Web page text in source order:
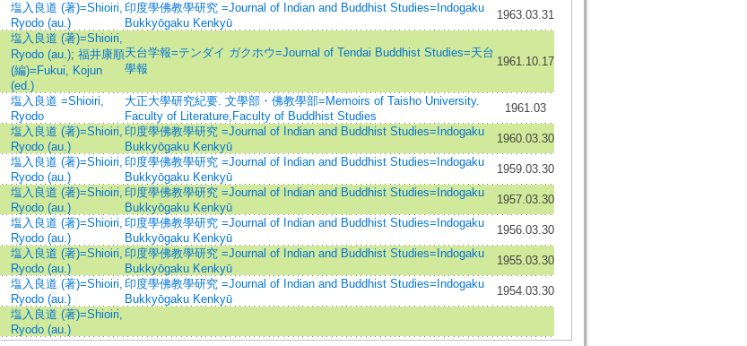
塩入良道 (著)=Shioiri,
Ryodo (au.)
印度學佛教學研究 =Journal of Indian and Buddhist Studies=Indogaku
Bukkyōgaku Kenkyū
1963.03.31
塩入良道 (著)=Shioiri,
Ryodo (au.); 福井康順
(編)=Fukui, Kojun
(ed.)
天台学報=テンダイ ガクホウ=Journal of Tendai Buddhist Studies=天台
學報
1961.10.17
塩入良道 =Shioiri,
Ryodo
大正大學研究紀要. 文學部・佛教學部=Memoirs of Taisho University.
Faculty of Literature,Faculty of Buddhist Studies
1961.03
塩入良道 (著)=Shioiri,
Ryodo (au.)
印度學佛教學研究 =Journal of Indian and Buddhist Studies=Indogaku
Bukkyōgaku Kenkyū
1960.03.30
塩入良道 (著)=Shioiri,
Ryodo (au.)
印度學佛教學研究 =Journal of Indian and Buddhist Studies=Indogaku
Bukkyōgaku Kenkyū
1959.03.30
塩入良道 (著)=Shioiri,
Ryodo (au.)
印度學佛教學研究 =Journal of Indian and Buddhist Studies=Indogaku
Bukkyōgaku Kenkyū
1957.03.30
塩入良道 (著)=Shioiri,
Ryodo (au.)
印度學佛教學研究 =Journal of Indian and Buddhist Studies=Indogaku
Bukkyōgaku Kenkyū
1956.03.30
塩入良道 (著)=Shioiri,
Ryodo (au.)
印度學佛教學研究 =Journal of Indian and Buddhist Studies=Indogaku
Bukkyōgaku Kenkyū
1955.03.30
塩入良道 (著)=Shioiri,
Ryodo (au.)
印度學佛教學研究 =Journal of Indian and Buddhist Studies=Indogaku
Bukkyōgaku Kenkyū
1954.03.30
塩入良道 (著)=Shioiri,
Ryodo (au.)